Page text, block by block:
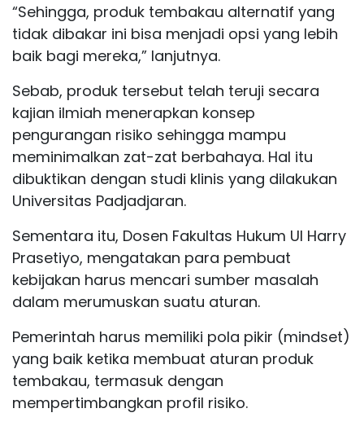
“Sehingga, produk tembakau alternatif yang
tidak dibakar ini bisa menjadi opsi yang lebih
baik bagi mereka,” lanjutnya.
Sebab, produk tersebut telah teruji secara
kajian ilmiah menerapkan konsep
pengurangan risiko sehingga mampu
meminimalkan zat-zat berbahaya. Hal itu
dibuktikan dengan studi klinis yang dilakukan
Universitas Padjadjaran.
Sementara itu, Dosen Fakultas Hukum UI Harry
Prasetiyo, mengatakan para pembuat
kebijakan harus mencari sumber masalah
dalam merumuskan suatu aturan.
Pemerintah harus memiliki pola pikir (mindset)
yang baik ketika membuat aturan produk
tembakau, termasuk dengan
mempertimbangkan profil risiko.